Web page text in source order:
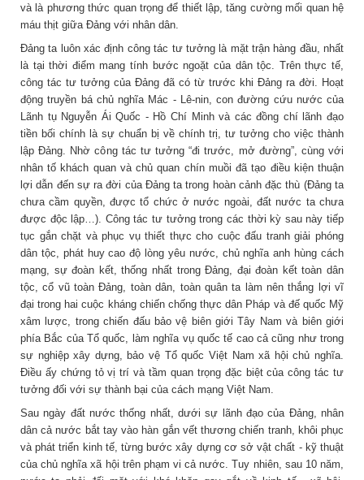
và là phương thức quan trọng để thiết lập, tăng cường mối quan hệ
máu thịt giữa Đảng với nhân dân.
Đảng ta luôn xác định công tác tư tưởng là mặt trận hàng đầu, nhất
là tại thời điểm mang tính bước ngoặt của dân tộc. Trên thực tế,
công tác tư tưởng của Đảng đã có từ trước khi Đảng ra đời. Hoạt
động truyền bá chủ nghĩa Mác - Lê-nin, con đường cứu nước của
Lãnh tụ Nguyễn Ái Quốc - Hồ Chí Minh và các đồng chí lãnh đạo
tiền bối chính là sự chuẩn bị về chính trị, tư tưởng cho việc thành
lập Đảng. Nhờ công tác tư tưởng “đi trước, mở đường”, cùng với
nhân tố khách quan và chủ quan chín muồi đã tạo điều kiện thuận
lợi dẫn đến sự ra đời của Đảng ta trong hoàn cảnh đặc thù (Đảng ta
chưa cầm quyền, được tổ chức ở nước ngoài, đất nước ta chưa
được độc lập…). Công tác tư tưởng trong các thời kỳ sau này tiếp
tục gắn chặt và phục vụ thiết thực cho cuộc đấu tranh giải phóng
dân tộc, phát huy cao độ lòng yêu nước, chủ nghĩa anh hùng cách
mạng, sự đoàn kết, thống nhất trong Đảng, đại đoàn kết toàn dân
tộc, cổ vũ toàn Đảng, toàn dân, toàn quân ta làm nên thắng lợi vĩ
đại trong hai cuộc kháng chiến chống thực dân Pháp và đế quốc Mỹ
xâm lược, trong chiến đấu bảo vệ biên giới Tây Nam và biên giới
phía Bắc của Tổ quốc, làm nghĩa vụ quốc tế cao cả cũng như trong
sự nghiệp xây dựng, bảo vệ Tổ quốc Việt Nam xã hội chủ nghĩa.
Điều ấy chứng tỏ vị trí và tầm quan trọng đặc biệt của công tác tư
tưởng đối với sự thành bại của cách mạng Việt Nam.
Sau ngày đất nước thống nhất, dưới sự lãnh đạo của Đảng, nhân
dân cả nước bắt tay vào hàn gắn vết thương chiến tranh, khôi phục
và phát triển kinh tế, từng bước xây dựng cơ sở vật chất - kỹ thuật
của chủ nghĩa xã hội trên phạm vi cả nước. Tuy nhiên, sau 10 năm,